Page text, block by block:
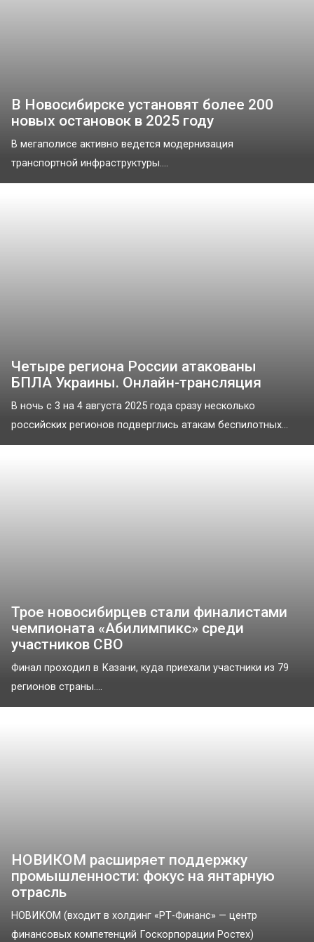
В Новосибирске установят более 200
новых остановок в 2025 году
В мегаполисе активно ведется модернизация
транспортной инфраструктуры....
Четыре региона России атакованы
БПЛА Украины. Онлайн-трансляция
В ночь с 3 на 4 августа 2025 года сразу несколько
российских регионов подверглись атакам беспилотных...
Трое новосибирцев стали финалистами
чемпионата «Абилимпикс» среди
участников СВО
Финал проходил в Казани, куда приехали участники из 79
регионов страны....
НОВИКОМ расширяет поддержку
промышленности: фокус на янтарную
отрасль
НОВИКОМ (входит в холдинг «РТ-Финанс» — центр
финансовых компетенций Госкорпорации Ростех)